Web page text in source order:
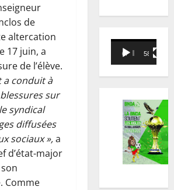
de
altercation
17 juin, a
de l’élève.
a conduit à
sur
syndical
diffusées
sociaux »,a
d’état-major
Comme
Lecteur
vidéo
00:00 58:18